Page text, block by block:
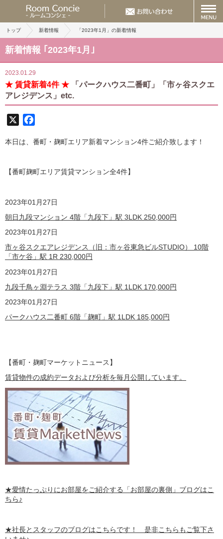
トップ 新着情報 「2023年1月」の新着情報
新着情報 ｢2023年1月｣
2023.01.29
★ 賃貸新着4件 ★
「パークハウス二番町」「市ヶ谷スクエ
アレジデンス」etc.
本日は、番町・麹町エリア新着マンション4件ご紹介致します！
【番町麹町エリア賃貸マンション全4件】
2023年01月27日
朝日九段マンション 4階「九段下」駅 3LDK 250,000円
2023年01月27日
市ヶ谷スクエアレジデンス（旧：市ヶ谷東急ビルSTUDIO） 10階
「市ケ谷」駅 1R 230,000円
2023年01月27日
九段千鳥ヶ淵テラス 3階「九段下」駅 1LDK 170,000円
2023年01月27日
パークハウス二番町 6階「麹町」駅 1LDK 185,000円
【番町・麹町マーケットニュース】
賃貸物件の成約データおよび分析を毎月公開しています。
★愛情たっぷりにお部屋をご紹介する 「お部屋の裏側」 ブログはこ
ちら♪
★社長とスタッフのブログはこちらです！ 是非こちらもご覧下さ